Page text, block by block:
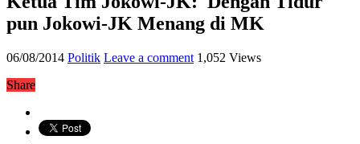
pun Jokowi-JK Menang di MK
06/08/2014 Politik Leave a comment 1,052 Views
Share